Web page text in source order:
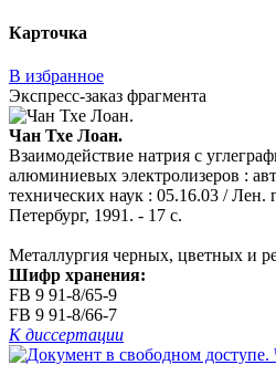
Карточка
В избранное
Экспресс-заказ фрагмента
Чан Тхе Лоан.
Взаимодействие натрия с
алюминиевых электролизеров :
технических наук : 05.16.03 / Лен.
Петербург, 1991. - 17 с.
Металлургия черных, цветных и
Шифр хранения:
FB 9 91-8/65-9
FB 9 91-8/66-7
К диссертации